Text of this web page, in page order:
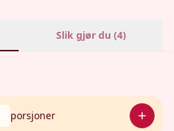
Slik gjør du (4)
porsjoner